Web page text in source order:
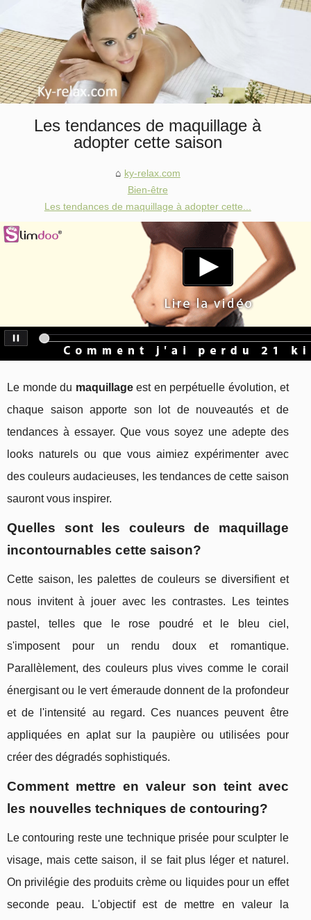
Les tendances de maquillage à
adopter cette saison
ky-relax.com
Bien-être
Les tendances de maquillage à adopter cette...
Le monde du maquillageest en perpétuelle évolution, et
chaque saison apporte son lot de nouveautés et de
tendances à essayer. Que vous soyez une adepte des
looks naturels ou que vous aimiez expérimenter avec
des couleurs audacieuses, les tendances de cette saison
sauront vous inspirer.
Quelles sont les couleurs de maquillage
incontournables cette saison?
Cette saison, les palettes de couleurs se diversifient et
nous invitent à jouer avec les contrastes. Les teintes
pastel, telles que le rose poudré et le bleu ciel,
s'imposent pour un rendu doux et romantique.
Parallèlement, des couleurs plus vives comme le corail
énergisant ou le vert émeraude donnent de la profondeur
et de l'intensité au regard. Ces nuances peuvent être
appliquées en aplat sur la paupière ou utilisées pour
créer des dégradés sophistiqués.
Comment mettre en valeur son teint avec
les nouvelles techniques de contouring?
Le contouring reste une technique prisée pour sculpter le
visage, mais cette saison, il se fait plus léger et naturel.
On privilégie des produits crème ou liquides pour un effet
seconde peau. L'objectif est de mettre en valeur la